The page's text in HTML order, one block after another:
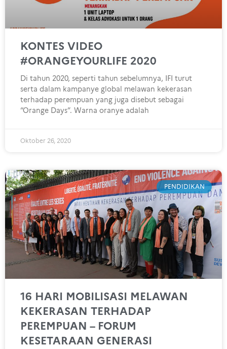
KONTES VIDEO
#ORANGEYOURLIFE 2020
Di tahun 2020, seperti tahun sebelumnya, IFI turut
serta dalam kampanye global melawan kekerasan
terhadap perempuan yang juga disebut sebagai
“Orange Days”. Warna oranye adalah
Oktober 26, 2020
PENDIDIKAN
16 HARI MOBILISASI MELAWAN
KEKERASAN TERHADAP
PEREMPUAN – FORUM
KESETARAAN GENERASI